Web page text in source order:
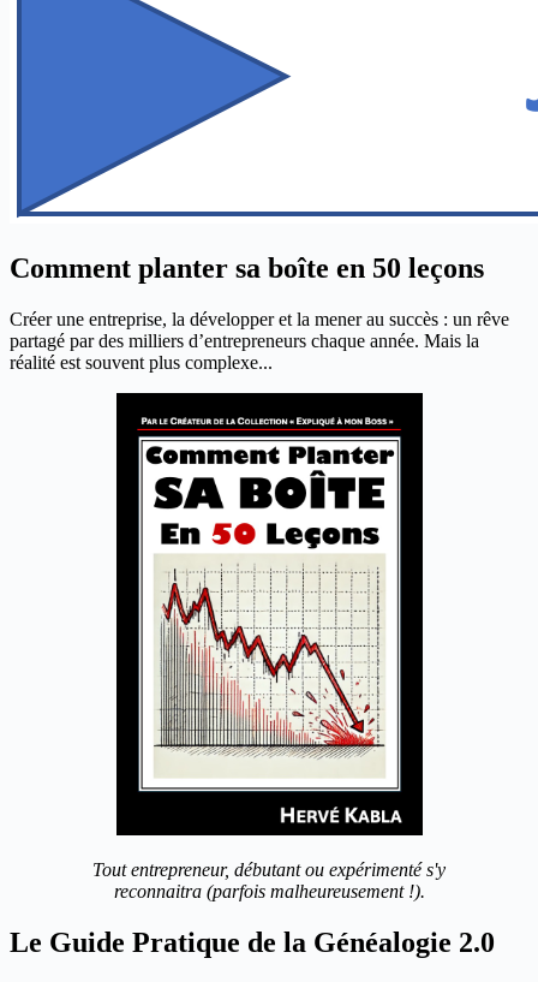
Comment planter sa boîte en 50 leçons
Créer une entreprise, la développer et la mener au succès : un rêve
partagé par des milliers d’entrepreneurs chaque année. Mais la
réalité est souvent plus complexe...
Tout entrepreneur, débutant ou expérimenté s'y
reconnaitra (parfois malheureusement !).
Le Guide Pratique de la Généalogie 2.0